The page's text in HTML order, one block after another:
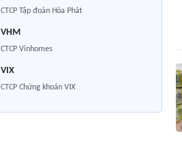
CTCP Tập đoàn Hòa Phát
VHM
CTCP Vinhomes
VIX
CTCP Chứng khoán VIX